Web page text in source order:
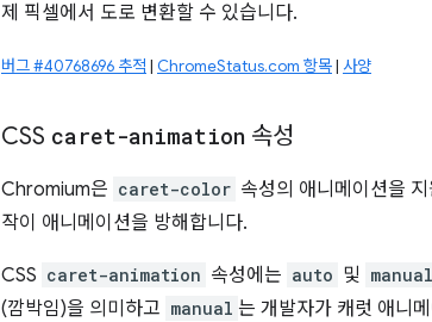
제 픽셀에서 도로 변환할 수 있습니다.
버그 #40768696 추적 | ChromeStatus.com 항목| 사양
CSS caret-animation 속성
Chromium은 caret-color 속성의 애니메이션을
작이 애니메이션을 방해합니다.
CSS caret-animation 속성에는 auto 및 manual
(깜박임)을 의미하고 manual 는 개발자가 캐럿 애니